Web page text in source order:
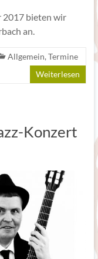
2017 bieten wir
an.
Allgemein,Termine
Weiterlesen
Konzert